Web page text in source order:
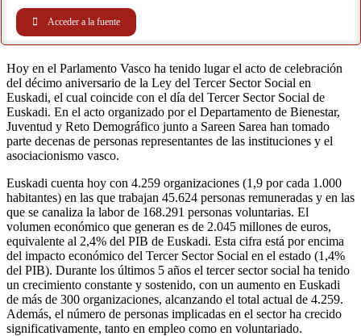
Acceder a la fuente
Hoy en el Parlamento Vasco ha tenido lugar el acto de celebración
del décimo aniversario de la Ley del Tercer Sector Social en
Euskadi, el cual coincide con el día del Tercer Sector Social de
Euskadi. En el acto organizado por el Departamento de Bienestar,
Juventud y Reto Demográfico junto a Sareen Sarea han tomado
parte decenas de personas representantes de las instituciones y el
asociacionismo vasco.
Euskadi cuenta hoy con 4.259 organizaciones (1,9 por cada 1.000
habitantes) en las que trabajan 45.624 personas remuneradas y en las
que se canaliza la labor de 168.291 personas voluntarias. El
volumen económico que generan es de 2.045 millones de euros,
equivalente al 2,4% del PIB de Euskadi. Esta cifra está por encima
del impacto económico del Tercer Sector Social en el estado (1,4%
del PIB). Durante los últimos 5 años el tercer sector social ha tenido
un crecimiento constante y sostenido, con un aumento en Euskadi
de más de 300 organizaciones, alcanzando el total actual de 4.259.
Además, el número de personas implicadas en el sector ha crecido
significativamente, tanto en empleo como en voluntariado.